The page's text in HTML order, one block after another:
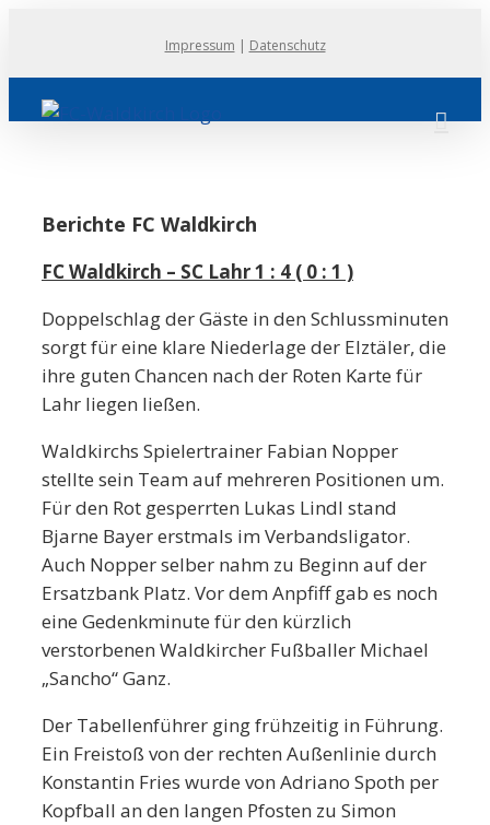
springen
Impressum | Datenschutz
Berichte FC Waldkirch
FC Waldkirch – SC Lahr 1 : 4 ( 0 : 1 )
Doppelschlag der Gäste in den Schlussminuten
sorgt für eine klare Niederlage der Elztäler, die
ihre guten Chancen nach der Roten Karte für
Lahr liegen ließen.
Waldkirchs Spielertrainer Fabian Nopper
stellte sein Team auf mehreren Positionen um.
Für den Rot gesperrten Lukas Lindl stand
Bjarne Bayer erstmals im Verbandsligator.
Auch Nopper selber nahm zu Beginn auf der
Ersatzbank Platz. Vor dem Anpfiff gab es noch
eine Gedenkminute für den kürzlich
verstorbenen Waldkircher Fußballer Michael
„Sancho“ Ganz.
Der Tabellenführer ging frühzeitig in Führung.
Ein Freistoß von der rechten Außenlinie durch
Konstantin Fries wurde von Adriano Spoth per
Kopfball an den langen Pfosten zu Simon